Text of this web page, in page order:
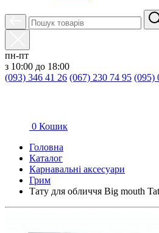
пн-пт
з 10:00 до 18:00
(093) 346 41 26 (067) 230 74 95 (095)
0 Кошик
Головна
Каталог
Карнавальні аксесуари
Грим
Тату для обличчя Big mouth